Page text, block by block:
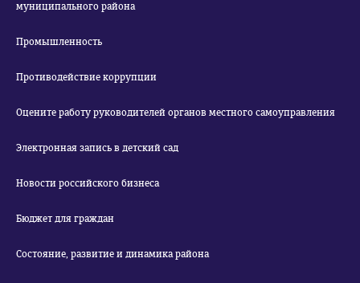
муниципального района
Промышленность
Противодействие коррупции
Оцените работу руководителей органов местного самоуправления
Электронная запись в детский сад
Новости российского бизнеса
Бюджет для граждан
Состояние, развитие и динамика района